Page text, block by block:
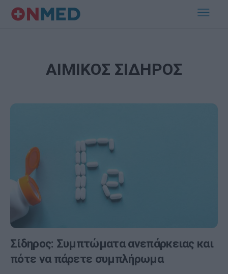
ΑΙΜΙΚΟΣ ΣΙΔΗΡΟΣ
Σίδηρος: Συμπτώματα ανεπάρκειας και
πότε να πάρετε συμπλήρωμα